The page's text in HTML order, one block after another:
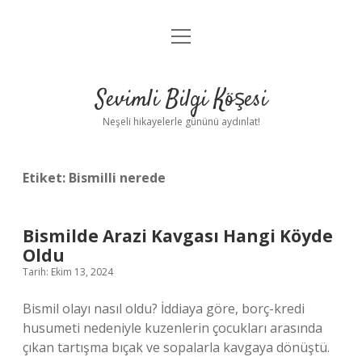
Anasayfa
Yasal Uyarı
menüyü
Sevimli Bilgi Köşesi
Neşeli hikayelerle gününü aydınlat!
Etiket: Bismilli nerede
Bismilde Arazi Kavgası Hangi Köyde
Oldu
Tarih: Ekim 13, 2024
Bismil olayı nasıl oldu? İddiaya göre, borç-kredi
husumeti nedeniyle kuzenlerin çocukları arasında
çıkan tartışma bıçak ve sopalarla kavgaya dönüştü.